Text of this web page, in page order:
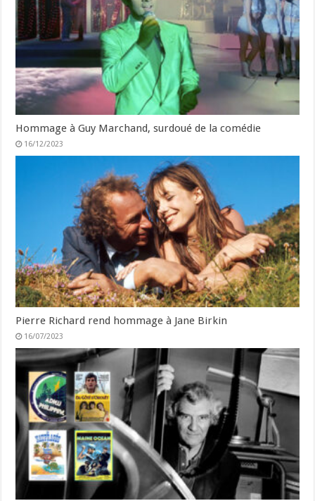
Hommage à Guy Marchand, surdoué de la comédie
16/12/2023
Pierre Richard rend hommage à Jane Birkin
16/07/2023